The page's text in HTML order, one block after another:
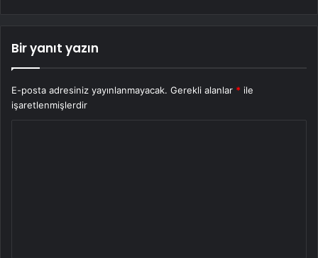
Bir yanıt yazın
E-posta adresiniz yayınlanmayacak. Gerekli alanlar * ile
işaretlenmişlerdir